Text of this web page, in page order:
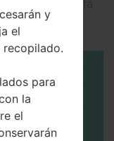
y la
y
el
recopilado.
para
la
el